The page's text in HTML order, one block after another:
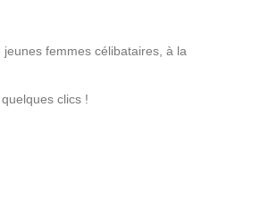
femmes célibataires, à la
clics !